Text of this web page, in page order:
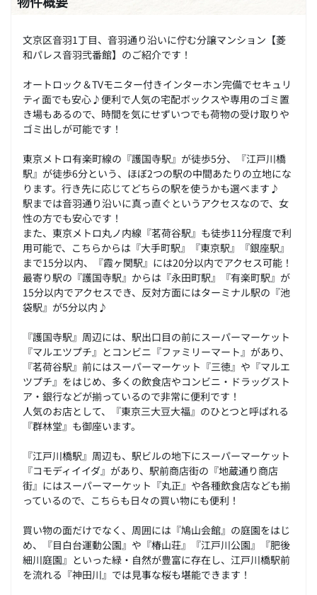
文京区音羽1丁目、音羽通り沿いに佇む分譲マンション【菱
和パレス音羽弐番館】のご紹介です！
オートロック＆TVモニター付きインターホン完備でセキュリ
ティ面でも安心♪便利で人気の宅配ボックスや専用のゴミ置
き場もあるので、時間を気にせずいつでも荷物の受け取りや
ゴミ出しが可能です！
東京メトロ有楽町線の『護国寺駅』が徒歩5分、『江戸川橋
駅』が徒歩6分という、ほぼ2つの駅の中間あたりの立地にな
ります。行き先に応じてどちらの駅を使うかも選べます♪
駅までは音羽通り沿いに真っ直ぐというアクセスなので、女
性の方でも安心です！
また、東京メトロ丸ノ内線『茗荷谷駅』も徒歩11分程度で利
用可能で、こちらからは『大手町駅』『東京駅』『銀座駅』
まで15分以内、『霞ヶ関駅』には20分以内でアクセス可能！
最寄り駅の『護国寺駅』からは『永田町駅』『有楽町駅』が
15分以内でアクセスでき、反対方面にはターミナル駅の『池
袋駅』が5分以内♪
『護国寺駅』周辺には、駅出口目の前にスーパーマーケット
『マルエツプチ』とコンビニ『ファミリーマート』があり、
『茗荷谷駅』前にはスーパーマーケット『三徳』や『マルエ
ツプチ』をはじめ、多くの飲食店やコンビニ・ドラッグスト
ア・銀行などが揃っているので非常に便利です！
人気のお店として、『東京三大豆大福』のひとつと呼ばれる
『群林堂』も御座います。
『江戸川橋駅』周辺も、駅ビルの地下にスーパーマーケット
『コモディイイダ』があり、駅前商店街の『地蔵通り商店
街』にはスーパーマーケット『丸正』や各種飲食店なども揃
っているので、こちらも日々の買い物にも便利！
買い物の面だけでなく、周囲には『鳩山会館』の庭園をはじ
め、『目白台運動公園』や『椿山荘』『江戸川公園』『肥後
細川庭園』といった緑・自然が豊富に存在し、江戸川橋駅前
を流れる『神田川』では見事な桜も堪能できます！